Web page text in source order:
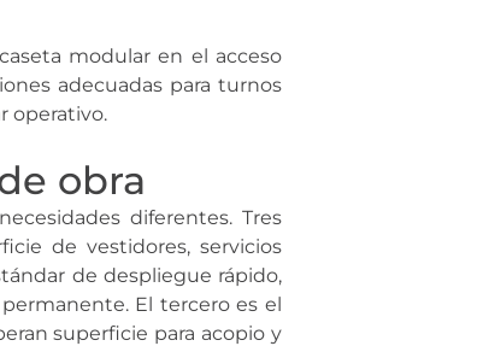
modular en el acceso
adecuadas para turnos
operativo.
obra
diferentes. Tres
de vestidores, servicios
de despliegue rápido,
El tercero es el
superficie para acopio y